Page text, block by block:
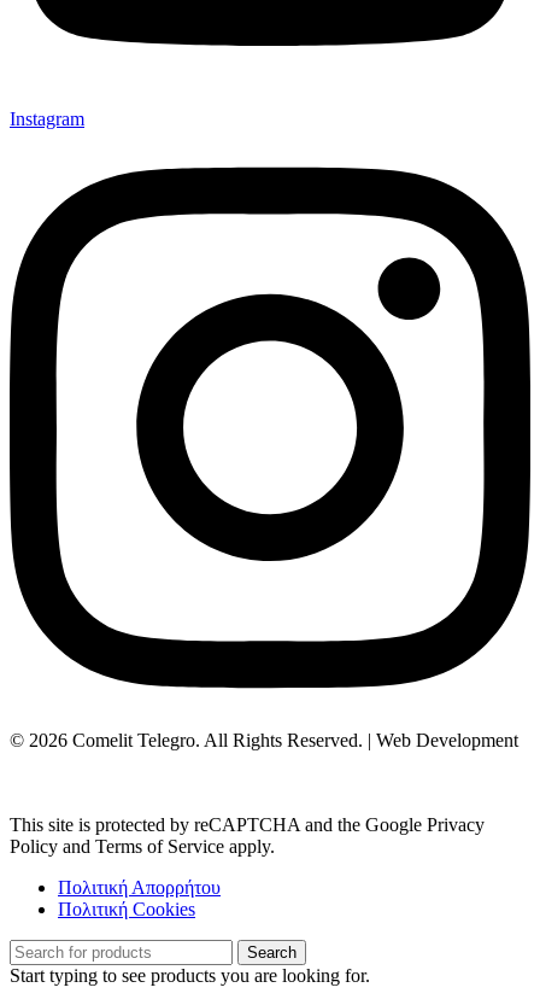
Instagram
© 2026 Comelit Telegro. All Rights Reserved. | Web Development
This site is protected by reCAPTCHA and the Google Privacy
Policy and Terms of Service apply.
Πολιτική Απορρήτου
Πολιτική Cookies
Search
Start typing to see products you are looking for.